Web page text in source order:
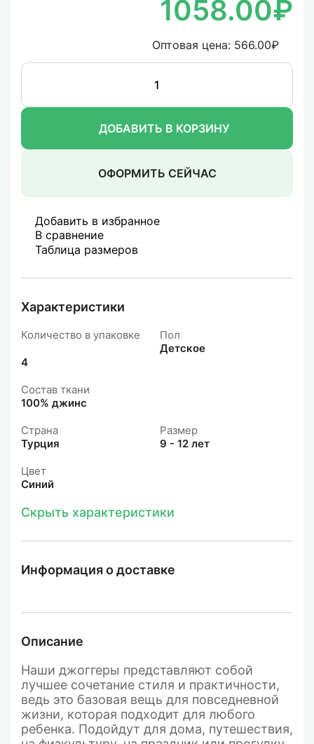
1058.00₽
Оптовая цена: 566.00₽
ДОБАВИТЬ В КОРЗИНУ
ОФОРМИТЬ СЕЙЧАС
Добавить в избранное
В сравнение
Таблица размеров
Характеристики
Количество в упаковке
4
Пол
Детское
Состав ткани
100% джинс
Страна
Турция
Размер
9 - 12 лет
Цвет
Синий
Скрыть характеристики
Информация о доставке
Описание
Наши джоггеры представляют собой
лучшее сочетание стиля и практичности,
ведь это базовая вещь для повседневной
жизни, которая подходит для любого
ребенка. Подойдут для дома, путешествия,